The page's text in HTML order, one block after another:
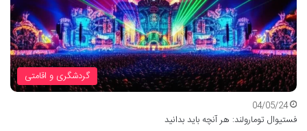
گردشگری و اقامتی
04/05/24
فستیوال تومارولند: هر آنچه باید بدانید